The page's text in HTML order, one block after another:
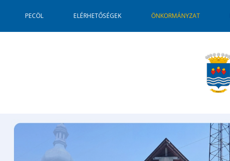
PECÖL ELÉRHETŐSÉGEK ÖNKORMÁNYZAT